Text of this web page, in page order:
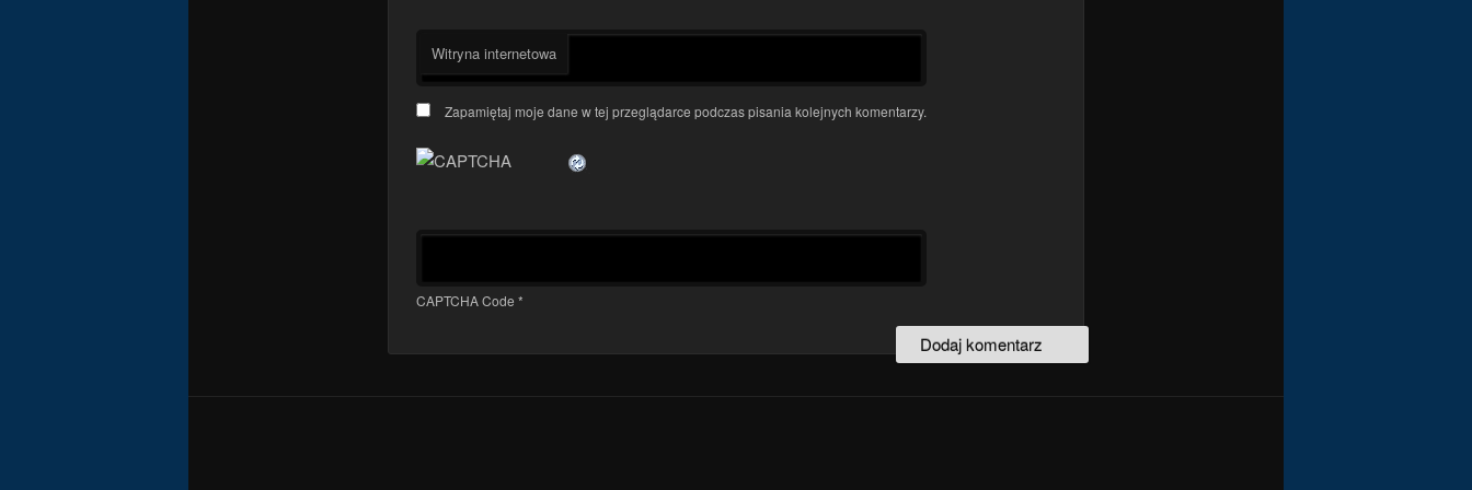
Witryna internetowa
Zapamiętaj moje dane w tej przeglądarce podczas pisania kolejnych komentarzy.
CAPTCHA Code *